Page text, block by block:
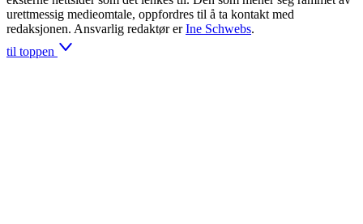
urettmessig medieomtale, oppfordres til å ta kontakt med
redaksjonen. Ansvarlig redaktør er Ine Schwebs.
til toppen